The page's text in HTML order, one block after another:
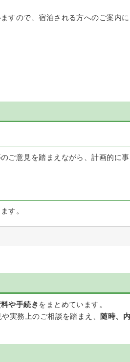
すので、宿泊される方へのご案内に
ご意見を踏まえながら、計画的に事
す。
や手続き をまとめています。
実務上のご相談を踏まえ、
随時、内